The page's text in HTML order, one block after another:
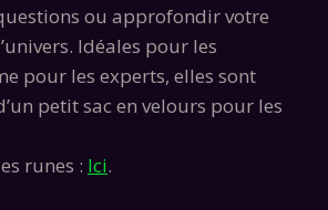
ou approfondir votre
Idéales pour les
pour les experts, elles sont
petit sac en velours pour les
runes : Ici.